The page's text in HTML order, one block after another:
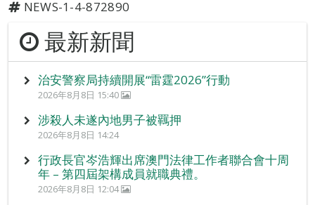
NEWS-1-4-872890
最新新聞
治安警察局持續開展“雷霆2026”行動
2026年8月8日 15:40
涉殺人未遂內地男子被羈押
2026年8月8日 14:24
行政長官岑浩輝出席澳門法律工作者聯合會十周
年 – 第四屆架構成員就職典禮。
2026年8月8日 12:04